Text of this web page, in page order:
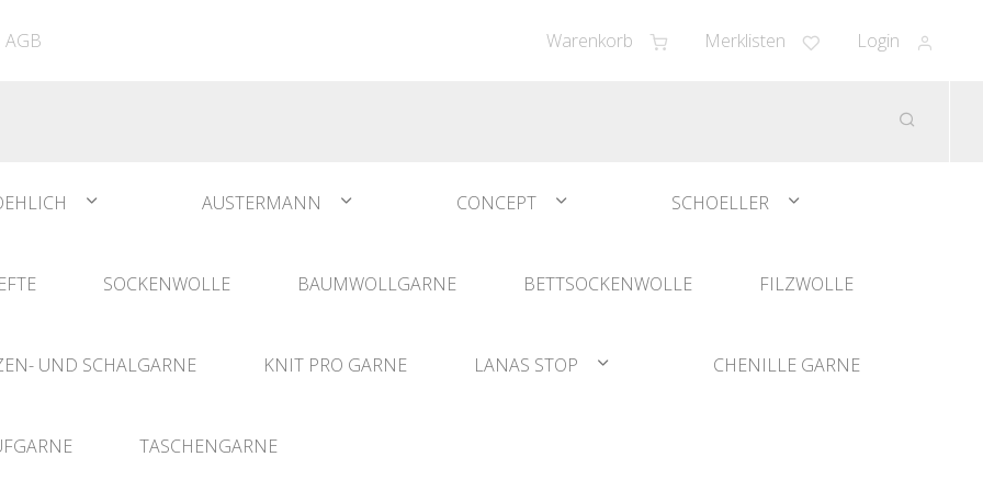
Warenkorb Merklisten Login
AGB
AUSTERMANN CONCEPT SCHOELLER
SOCKENWOLLE BAUMWOLLGARNE BETTSOCKENWOLLE FILZWOLLE
UND SCHALGARNE KNIT PRO GARNE LANAS STOP CHENILLE GARNE
TASCHENGARNE